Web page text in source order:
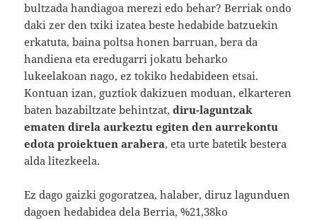
bultzada handiagoa merezi edo behar? Berriak ondo
daki zer den txiki izatea beste hedabide batzuekin
erkatuta, baina poltsa honen barruan, bera da
handiena eta eredugarri jokatu beharko
lukeelakoan nago, ez tokiko hedabideen etsai.
Kontuan izan, guztiok dakizuen moduan, elkarteren
baten bazabiltzate behintzat,diru-laguntzak
ematen direla aurkeztu egiten den aurrekontu
edota proiektuen arabera, eta urte batetik bestera
alda litezkeela.
Ez dago gaizki gogoratzea, halaber, diruz lagunduen
dagoen hedabidea dela Berria, %21,38ko